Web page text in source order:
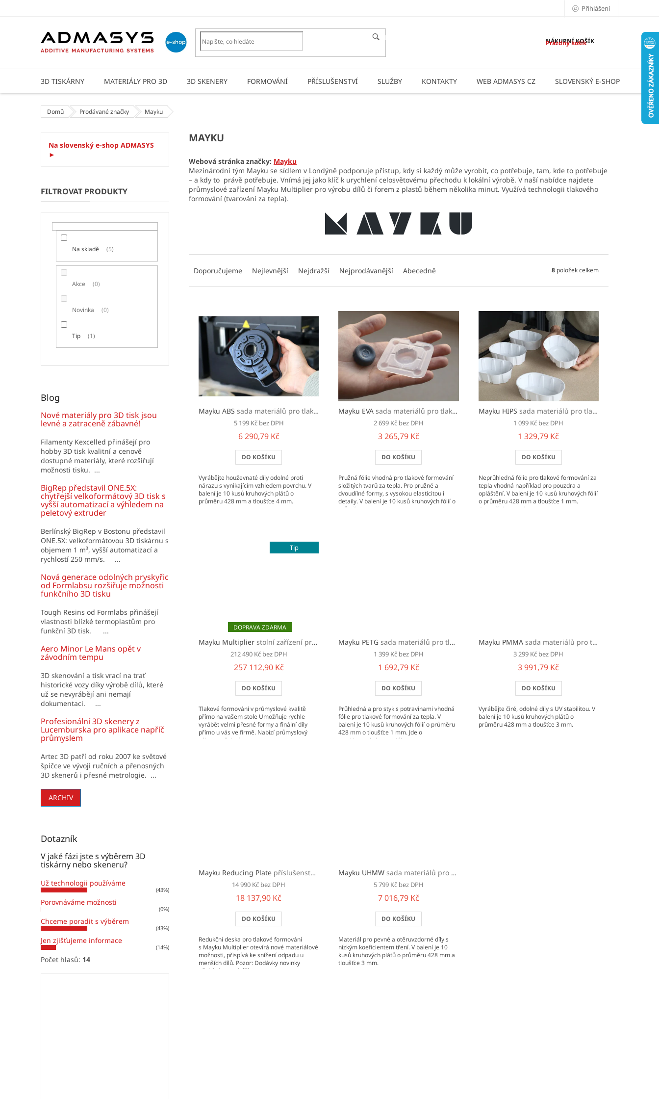
Přihlášení
HLEDAT NÁKUPNÍ KOŠÍK
Prázdný košík
3D TISKÁRNY MATERIÁLY PRO 3D 3D SKENERY FORMOVÁNÍ PŘÍSLUŠENSTVÍ SLUŽBY KONTAKTY WEB ADMASYS CZ SLOVENSKÝ E-SHOP
Domů Prodávané značky Mayku
a
n
n
Na slovenský e-shop ADMASYS
►
Na skladě 5
Akce 0
Novinka 0
Tip 1
Blog
Nové materiály pro 3D tisk jsou
levné a zatraceně zábavné!
Filamenty Kexcelled přinášejí pro
hobby 3D tisk kvalitní a cenově
dostupné materiály, které rozšiřují
možnosti tisku. ...
BigRep představil ONE.5X:
chytřejší velkoformátový 3D tisk s
vyšší automatizací a výhledem na
peletový extruder
Berlínský BigRep v Bostonu představil
ONE.5X: velkoformátovou 3D tiskárnu s
objemem 1 m³, vyšší automatizací a
rychlostí 250 mm/s. ...
Nová generace odolných pryskyřic
od Formlabsu rozšiřuje možnosti
funkčního 3D tisku
Tough Resins od Formlabs přinášejí
vlastnosti blízké termoplastům pro
funkční 3D tisk. ...
Aero Minor Le Mans opět v
závodním tempu
3D skenování a tisk vrací na trať
historické vozy díky výrobě dílů, které
už se nevyrábějí ani nemají
dokumentaci. ...
Profesionální 3D skenery z
Lucemburska pro aplikace napříč
průmyslem
Artec 3D patří od roku 2007 ke světové
špičce ve vývoji ručních a přenosných
3D skenerů i přesné metrologie. ...
ARCHIV
Dotazník
V jaké fázi jste s výběrem 3D
tiskárny nebo skeneru?
Už technologii používáme
(43%)
Porovnáváme možnosti
(0%)
Chceme poradit s výběrem
(43%)
Jen zjišťujeme informace
(14%)
Počet hlasů: 14
MAYKU
Webová stránka značky: Mayku
Mezinárodní tým Mayku se sídlem v Londýně podporuje přístup, kdy si každý může vyrobit, co potřebuje, tam, kde to potřebuje
– a kdy to právě potřebuje. Vnímá jej jako klíč k urychlení celosvětovému přechodu k lokální výrobě. V naší nabídce najdete
průmyslové zařízení Mayku Multiplier pro výrobu dílů či forem z plastů během několika minut. Využívá technologii tlakového
formování (tvarování za tepla).
Doporučujeme Nejlevnější Nejdražší Nejprodávanější Abecedně 8 položek celkem
Mayku ABS sada materiálů pro tlakové formování za tepla
5 199 Kč bez DPH
6 290,79 Kč
DO KOŠÍKU
Vyrábějte houževnaté díly odolné proti
nárazu s vynikajícím vzhledem povrchu. V
balení je 10 kusů kruhových plátů o
průměru 428 mm a tloušťce 4 mm.
Mayku EVAsada materiálů pro tlakové formování za tepla
2 699 Kč bez DPH
3 265,79 Kč
DO KOŠÍKU
Pružná fólie vhodná pro tlakové formování
složitých tvarů za tepla. Pro pružné a
dvoudílné formy, s vysokou elasticitou i
detaily. V balení je 10 kusů kruhových fólií o
průměru...
Mayku HIPS sada materiálů pro tlakové formování za tepla
1 099 Kč bez DPH
1 329,79 Kč
DO KOŠÍKU
Neprůhledná fólie pro tlakové formování za
tepla vhodná například pro pouzdra a
opláštění. V balení je 10 kusů kruhových fólií
o průměru 428 mm a tloušťce 1 mm.
Cenově dostupný,...
Tip
ZDARMA
Mayku Multiplier stolní zařízení pro tlakové formování
212 490 Kč bez DPH
257 112,90 Kč
DO KOŠÍKU
Tlakové formování v průmyslové kvalitě
přímo na vašem stole Umožňuje rychle
vyrábět velmi přesné formy a finální díly
přímo u vás ve firmě. Nabízí průmyslový
výkon potřebný...
Mayku PETGsada materiálů pro tlakové formování za tepla
1 399 Kč bez DPH
1 692,79 Kč
DO KOŠÍKU
Průhledná a pro styk s potravinami vhodná
fólie pro tlakové formování za tepla. V
balení je 10 kusů kruhových fólií o průměru
428 mm o tloušťce 1 mm. Jde o
recyklovatelný materiál.
Mayku PMMA sada materiálů pro tlakové formování za tepla
3 299 Kč bez DPH
3 991,79 Kč
DO KOŠÍKU
Vyrábějte čiré, odolné díly s UV stabilitou. V
balení je 10 kusů kruhových plátů o
průměru 428 mm a tloušťce 3 mm.
Mayku Reducing Plate příslušenství pro Mayku Multiplier
14 990 Kč bez DPH
18 137,90 Kč
DO KOŠÍKU
Redukční deska pro tlakové formování
s Mayku Multiplier otevírá nové materiálové
možnosti, přispívá ke snížení odpadu u
menších dílů. Pozor: Dodávky novinky
očekáváme s delší...
Mayku UHMWsada materiálů pro tlakové formování za tepla
5 799 Kč bez DPH
7 016,79 Kč
DO KOŠÍKU
Materiál pro pevné a otěruvzdorné díly s
nízkým koeficientem tření. V balení je 10
kusů kruhových plátů o průměru 428 mm a
tloušťce 3 mm.